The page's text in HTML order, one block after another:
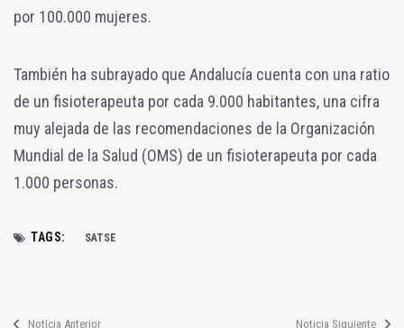
por 100.000 mujeres.
También ha subrayado que Andalucía cuenta con una ratio
de un fisioterapeuta por cada 9.000 habitantes, una cifra
muy alejada de las recomendaciones de la Organización
Mundial de la Salud (OMS) de un fisioterapeuta por cada
1.000 personas.
TAGS: SATSE
Noticia Anterior Noticia Siguiente